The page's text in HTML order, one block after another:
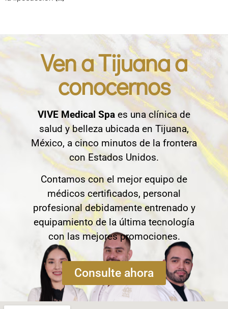
Ven a Tijuana a
conocernos
VIVE Medical Spa es una clínica de
salud y belleza ubicada en Tijuana,
México, a cinco minutos de la frontera
con Estados Unidos.
Contamos con el mejor equipo de
médicos certificados, personal
profesional debidamente entrenado y
equipamiento de la última tecnología
con las mejores promociones.
Consulte ahora